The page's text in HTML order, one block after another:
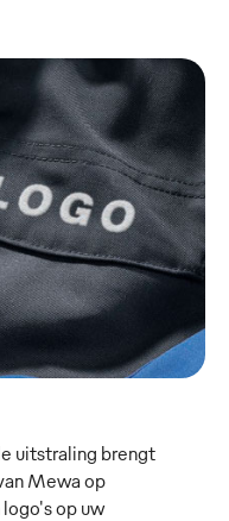
uitstraling brengt
Mewa op
op uw